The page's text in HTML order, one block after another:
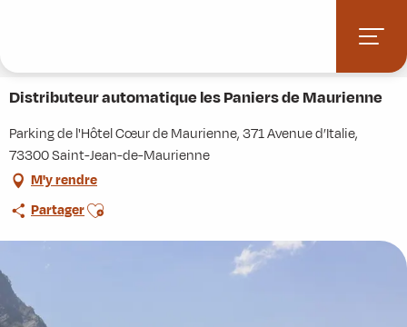
principal
Distributeur automatique les Paniers de Maurienne
Parking de l'Hôtel Cœur de Maurienne, 371 Avenue d’Italie,
73300 Saint-Jean-de-Maurienne
M'y rendre
PartagerAjouter aux favoris